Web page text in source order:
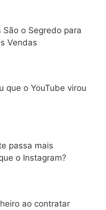
o Segredo para
Vendas
que o YouTube virou
passa mais
o Instagram?
ao contratar